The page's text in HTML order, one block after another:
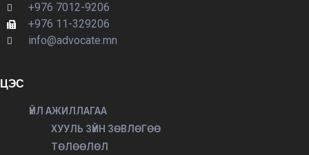
+976 7012-9206
+976 11-329206
info@advocate.mn
ЦЭС
ҮЙЛ АЖИЛЛАГАА
ХУУЛЬ ЗҮЙН ЗӨВЛӨГӨӨ
ТӨЛӨӨЛӨЛ